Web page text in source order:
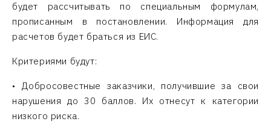
будет рассчитывать по специальным формулам,
прописанным в постановлении. Информация для
расчетов будет браться из ЕИС.
Критериями будут:
• Добросовестные заказчики, получившие за свои
нарушения до 30 баллов. Их отнесут к категории
низкого риска.